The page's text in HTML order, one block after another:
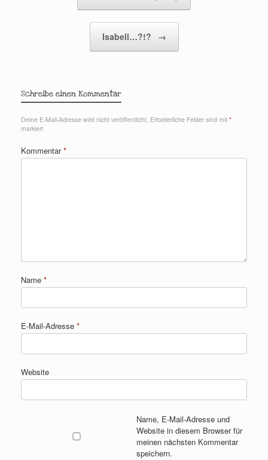
Isabell…?!? →
Schreibe einen Kommentar
Deine E-Mail-Adresse wird nicht veröffentlicht. Erforderliche Felder sind mit *
markiert
Kommentar*
Name *
E-Mail-Adresse *
Website
Name, E-Mail-Adresse und
Website in diesem Browser für
meinen nächsten Kommentar
speichern.